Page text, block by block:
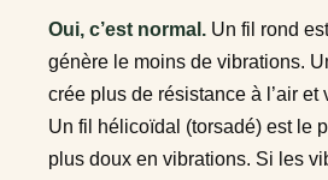
Oui, c’est normal. Un fil rond
génère le moins de vibrations.
crée plus de résistance à l’air et
Un fil hélicoïdal (torsadé) est le
plus doux en vibrations. Si les